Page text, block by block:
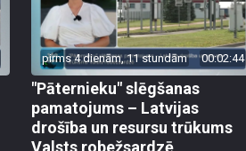
pirms 4 dienām, 11 stundām 00:02:44
"Pāternieku" slēgšanas
pamatojums – Latvijas
drošība un resursu trūkums